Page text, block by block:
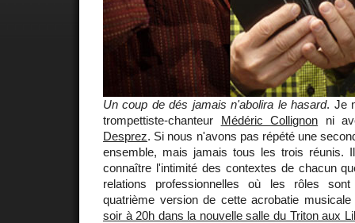
Un coup de dés jamais n'abolira le hasard. Je
trompettiste-chanteur Médéric Collignon ni
Desprez. Si nous n'avons pas répété une
ensemble, mais jamais tous les trois réunis.
connaître l'intimité des contextes de chacun
relations professionnelles où les rôles
quatrième version de cette acrobatie
soir à 20h dans la nouvelle salle du Triton aux